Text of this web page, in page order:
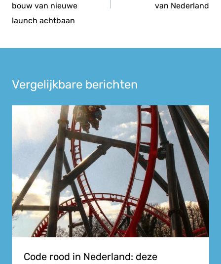
bouw van nieuwe
launch achtbaan
van Nederland
Vergelijkbare berichten
Code rood in Nederland: deze